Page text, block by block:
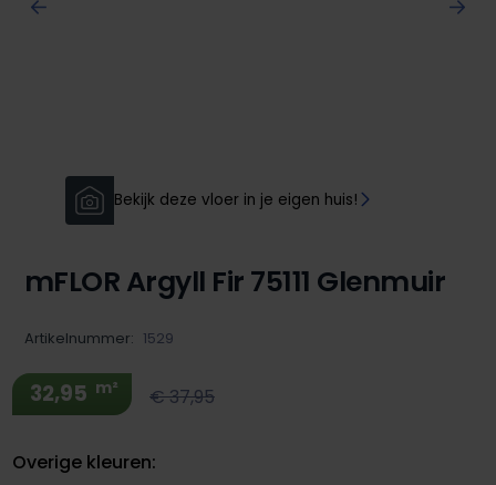
Bekijk deze vloer in je eigen huis!
mFLOR Argyll Fir 75111 Glenmuir
Artikelnummer: 1529
32,95 m² € 37,95
Overige kleuren: